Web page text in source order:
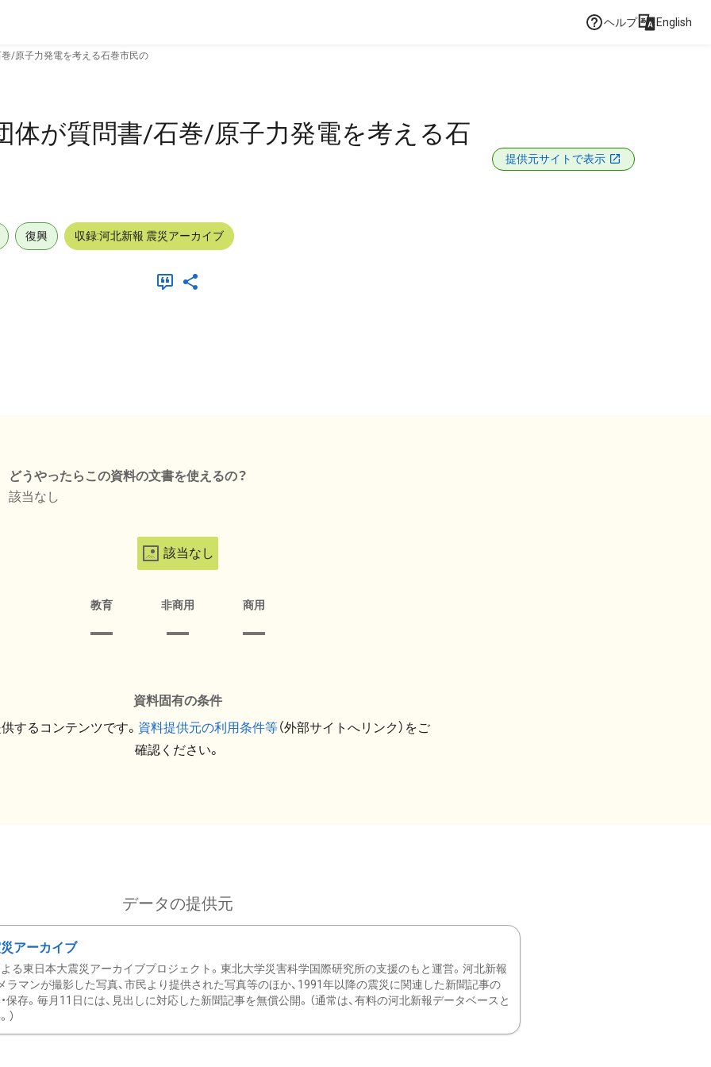
ヘルプ English
/原子力発電を考える石巻市民の
体が質問書/石巻/原子力発電を考える石
提供元サイトで表示
復興 収録:河北新報 震災アーカイブ
どうやったらこの資料の文書を使えるの？
該当なし
該当なし
教育 非商用 商用
資料固有の条件
するコンテンツです。 資料提供元の利用条件等（外部サイトへリンク）をご
確認ください。
データの提供元
アーカイブ
る東日本大震災アーカイブプロジェクト。東北大学災害科学国際研究所の支援のもと運営。河北新報
ラマンが撮影した写真、市民より提供された写真等のほか、1991年以降の震災に関連した新聞記事の
保存。毎月11日には、見出しに対応した新聞記事を無償公開。（通常は、有料の河北新報データベースと
）